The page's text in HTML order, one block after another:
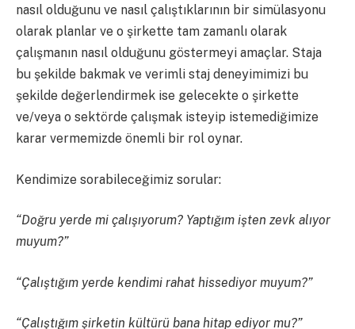
nasıl olduğunu ve nasıl çalıştıklarının bir simülasyonu
olarak planlar ve o şirkette tam zamanlı olarak
çalışmanın nasıl olduğunu göstermeyi amaçlar. Staja
bu şekilde bakmak ve verimli staj deneyimimizi bu
şekilde değerlendirmek ise gelecekte o şirkette
ve/veya o sektörde çalışmak isteyip istemediğimize
karar vermemizde önemli bir rol oynar.
Kendimize sorabileceğimiz sorular:
“Doğru yerde mi çalışıyorum? Yaptığım işten zevk alıyor
muyum?”
“Çalıştığım yerde kendimi rahat hissediyor muyum?”
“Çalıştığım şirketin kültürü bana hitap ediyor mu?”